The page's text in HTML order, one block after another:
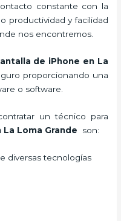
constante con la
productividad y facilidad
nos encontremos.
de iPhone en La
proporcionando una
o software.
un técnico para
La Loma Grande son:
diversas tecnologías